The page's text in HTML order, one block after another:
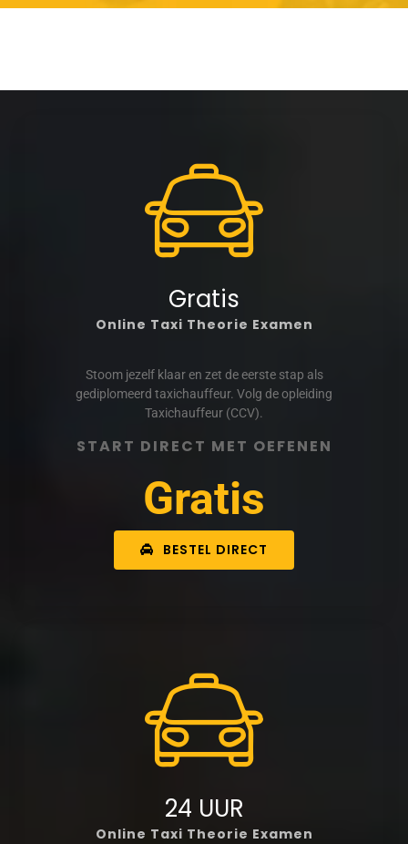
Gratis
Online Taxi Theorie Examen
Stoom jezelf klaar en zet de eerste stap als
gediplomeerd taxichauffeur. Volg de opleiding
Taxichauffeur (CCV).
START DIRECT MET OEFENEN
Gratis
BESTEL DIRECT
24 UUR
Online Taxi Theorie Examen